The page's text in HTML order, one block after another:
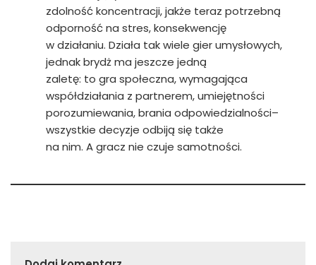
zdolność koncentracji, jakże teraz potrzebną
odporność na stres, konsekwencję
w działaniu. Działa tak wiele gier umysłowych,
jednak brydż ma jeszcze jedną
zaletę: to gra społeczna, wymagająca
współdziałania z partnerem, umiejętności
porozumiewania, brania odpowiedzialności–
wszystkie decyzje odbiją się także
na nim. A gracz nie czuje samotności.